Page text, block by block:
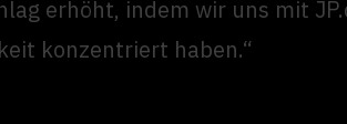
erhöht, indem wir uns mit
konzentriert haben.“